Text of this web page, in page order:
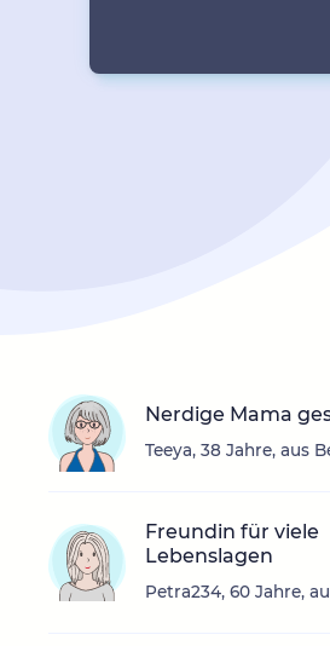
Nerdige Mama
Teeya, 38 Jahre, aus
Freundin für viele
Lebenslagen
Petra234, 60 Jahre,